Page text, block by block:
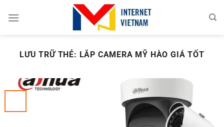
đến
LƯU TRỮ THẺ: LẮP CAMERA MỸ HÀO GIÁ TỐT